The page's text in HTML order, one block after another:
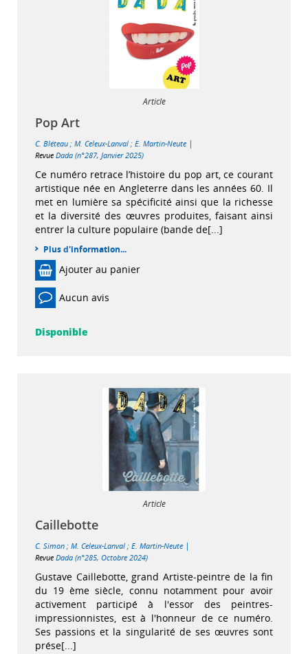
Article
Pop Art
C. Bléteau ; M. Celeux-Lanval ; E. Martin-Neute |
Revue Dada (n°287, Janvier 2025)
Ce numéro retrace l’histoire du pop art, ce courant
artistique née en Angleterre dans les années 60. Il
met en lumière sa spécificité ainsi que la richesse
et la diversité des œuvres produites, faisant ainsi
entrer la culture populaire (bande de[...]
Plus d'information...
Ajouter au panier
Aucun avis
Disponible
Article
Caillebotte
C. Simon ; M. Celeux-Lanval ; E. Martin-Neute |
Revue Dada (n°285, Octobre 2024)
Gustave Caillebotte, grand Artiste-peintre de la fin
du 19 ème siècle, connu notamment pour avoir
activement participé à l'essor des peintres-
impressionnistes, est à l'honneur de ce numéro.
Ses passions et la singularité de ses œuvres sont
prése[...]